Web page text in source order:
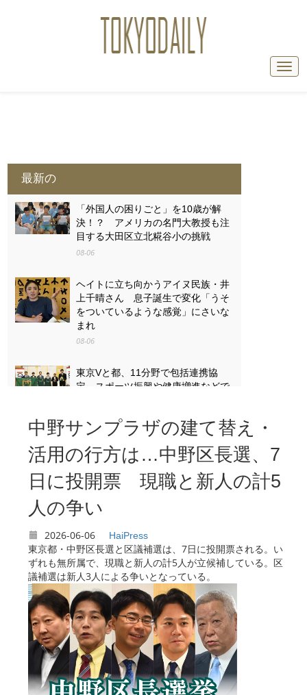
最新の
「外国人の困りごと」を10歳が解
決！？ アメリカの名門大教授も注
目する大田区立北糀谷小の挑戦
08-06
ヘイトに立ち向かうアイヌ民族・井
上千晴さん 息子誕生で変化「うそ
をついているような感覚」にさいな
まれ
08-06
東京Vと都、11分野で包括連携協
定 スポーツ振興や健康増進などで
「戦争は失うものが大きすぎる」
八王子・「湯の花トンネル」列車銃
撃の遺族と向き合った13歳の思い
08-06
中野サンプラザの建て替え・
活用の行方は…中野区長選、7
日に投開票 現職と新人の計5
人の争い
2026-06-06 HaiPress
東京都・中野区長選と区議補選は、7日に投開票される。い
ずれも無所属で、現職と新人の計5人が立候補している。区
議補選は新人3人による争いとなっている。